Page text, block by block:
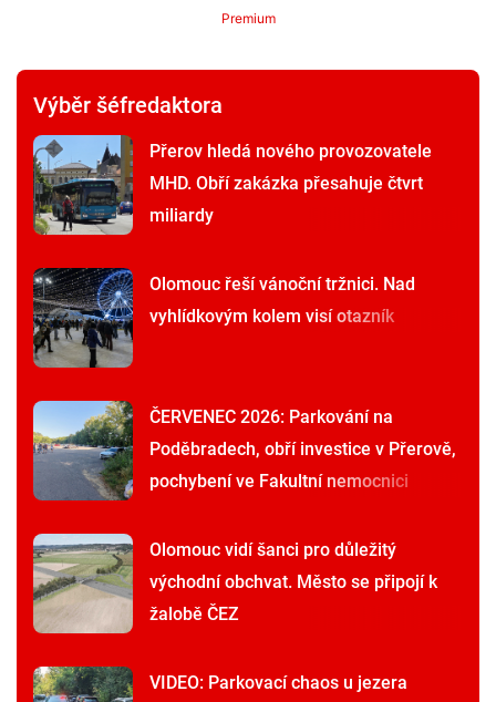
Premium
Výběr šéfredaktora
Přerov hledá nového provozovatele
MHD. Obří zakázka přesahuje čtvrt
miliardy
Olomouc řeší vánoční tržnici. Nad
vyhlídkovým kolem visí otazník
ČERVENEC 2026: Parkování na
Poděbradech, obří investice v Přerově,
pochybení ve Fakultní nemocnici
Olomouc vidí šanci pro důležitý
východní obchvat. Město se připojí k
žalobě ČEZ
VIDEO: Parkovací chaos u jezera